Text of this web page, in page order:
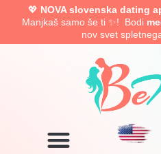
💖 NOVA slovenska dating
Manjkaš samo še ti ✨! Bodi
nov svet